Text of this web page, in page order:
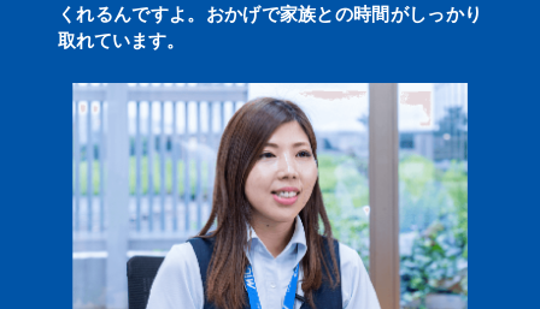
くれるんですよ。おかげで家族との時間がしっかり
取れています。